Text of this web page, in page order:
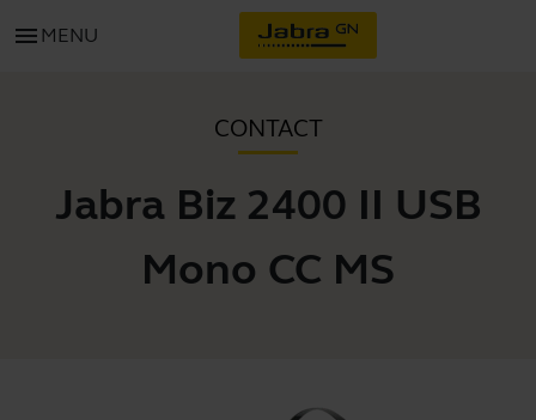
menu MENU
CONTACT
Jabra Biz 2400 II USB
Mono CC MS